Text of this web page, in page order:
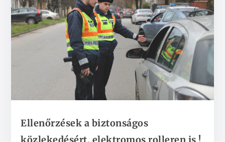
Ellenőrzések a biztonságos